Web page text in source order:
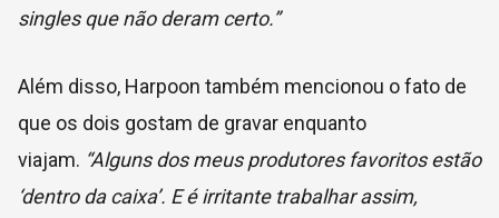
singles que não deram certo.”
Além disso, Harpoon também mencionou o fato de
que os dois gostam de gravar enquanto
viajam. “Alguns dos meus produtores favoritos estão
‘dentro da caixa’. E é irritante trabalhar assim,